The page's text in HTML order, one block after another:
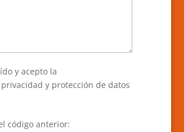
y acepto la
y protección de datos
código anterior: